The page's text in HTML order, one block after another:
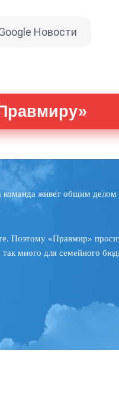
Новости
живет общим
Поэтому «Правмир»
много для семейного